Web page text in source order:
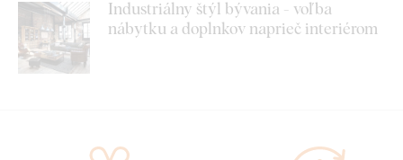
Industriálny štýl bývania - voľba
nábytku a doplnkov naprieč interiérom